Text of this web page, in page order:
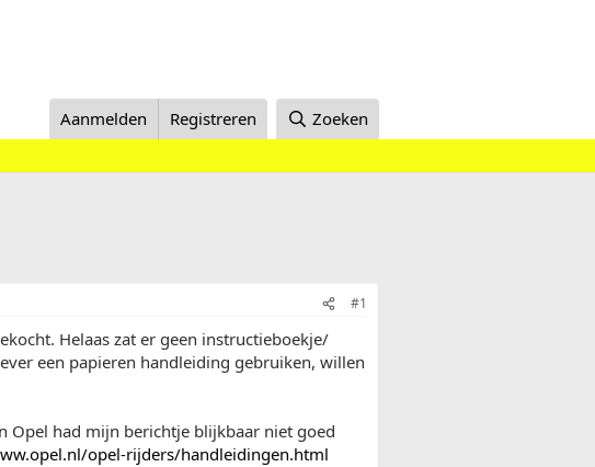
Aanmelden Registreren Zoeken
#1
Helaas zat er geen instructieboekje/
een papieren handleiding gebruiken, willen
Opel had mijn berichtje blijkbaar niet goed
opel-rijders/handleidingen.html